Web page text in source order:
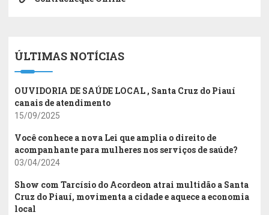
ÚLTIMAS NOTÍCIAS
OUVIDORIA DE SAÚDE LOCAL , Santa Cruz do Piauí
canais de atendimento
15/09/2025
Você conhece a nova Lei que amplia o direito de
acompanhante para mulheres nos serviços de saúde?
03/04/2024
Show com Tarcísio do Acordeon atrai multidão a Santa
Cruz do Piauí, movimenta a cidade e aquece a economia
local